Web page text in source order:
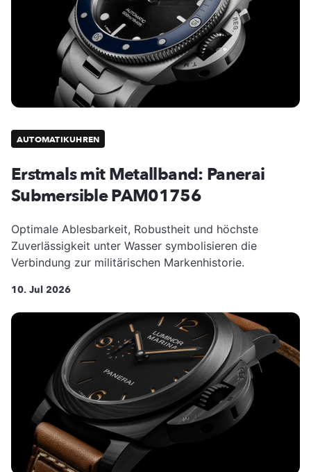
AUTOMATIKUHREN
Erstmals mit Metallband: Panerai
Submersible PAM01756
Optimale Ablesbarkeit, Robustheit und höchste
Zuverlässigkeit unter Wasser symbolisieren die
Verbindung zur militärischen Markenhistorie.
10. Jul 2026